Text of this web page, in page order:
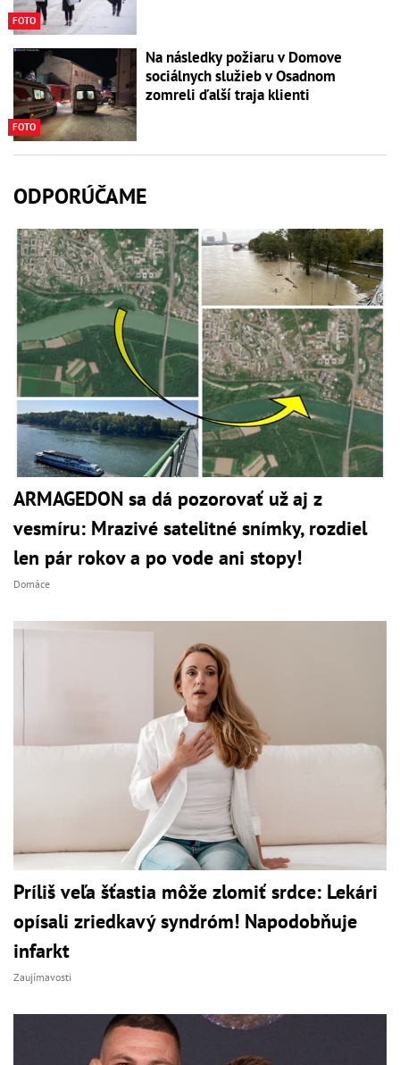
FOTO
FOTO
Na následky požiaru v Domove
sociálnych služieb v Osadnom
zomreli ďalší traja klienti
ODPORÚČAME
ARMAGEDON sa dá pozorovať už aj z
vesmíru: Mrazivé satelitné snímky, rozdiel
len pár rokov a po vode ani stopy!
Domáce
Príliš veľa šťastia môže zlomiť srdce: Lekári
opísali zriedkavý syndróm! Napodobňuje
infarkt
Zaujímavosti